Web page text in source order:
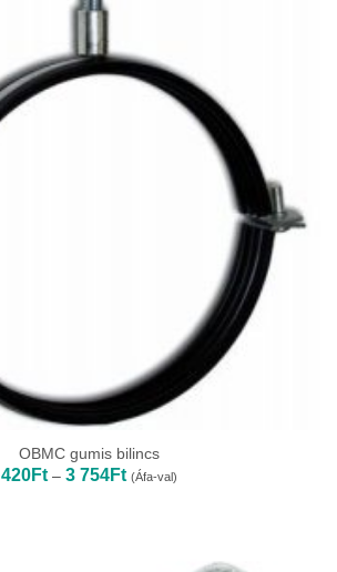
OBMC gumis bilincs
420Ft – 3 754FtÁrtartomány:
420Ft
(Áfa-val)